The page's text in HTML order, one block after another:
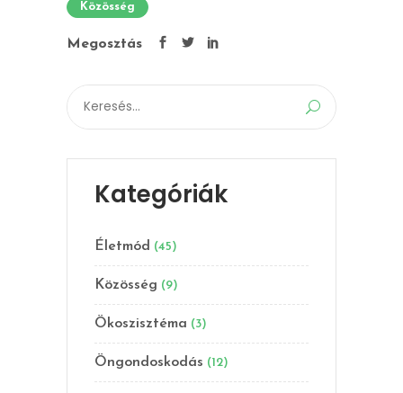
Közösség
Megosztás
Search
for:
Kategóriák
Életmód (45)
Közösség (9)
Ökoszisztéma (3)
Öngondoskodás (12)